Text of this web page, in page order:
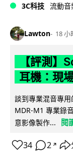
3C科技 流動音
Lawton 18 小
【評測】
耳機：現
談到專業混音專
MDR-M1 專業錄
意影像製作...
閱
34 2 ↗